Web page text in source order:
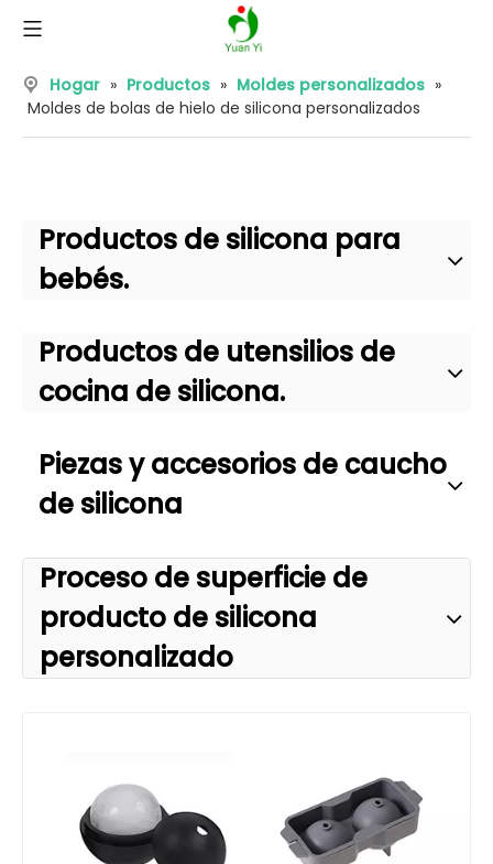
Hogar » Productos » Moldes personalizados »
Moldes de bolas de hielo de silicona personalizados
Productos de silicona para
bebés.
Productos de utensilios de
cocina de silicona.
Piezas y accesorios de caucho
de silicona
Proceso de superficie de
producto de silicona
personalizado